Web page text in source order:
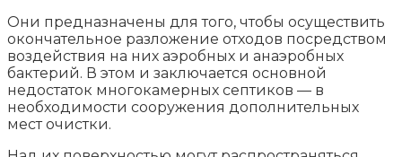
Они предназначены для того, чтобы осуществить
окончательное разложение отходов посредством
воздействия на них аэробных и анаэробных
бактерий. В этом и заключается основной
недостаток многокамерных септиков — в
необходимости сооружения дополнительных
мест очистки.